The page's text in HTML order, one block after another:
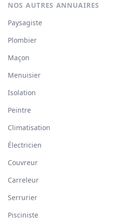
NOS AUTRES ANNUAIRES
Paysagiste
Plombier
Maçon
Menuisier
Isolation
Peintre
Climatisation
Électricien
Couvreur
Carreleur
Serrurier
Pisciniste